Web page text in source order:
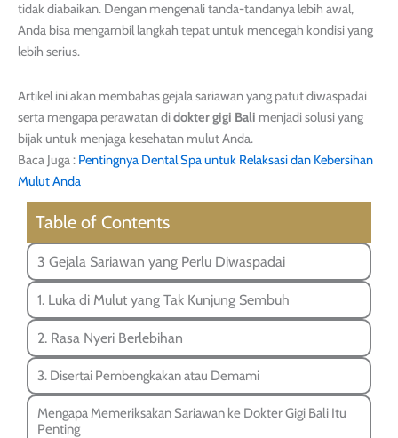
tidak diabaikan. Dengan mengenali tanda-tandanya lebih awal,
Anda bisa mengambil langkah tepat untuk mencegah kondisi yang
lebih serius.
Artikel ini akan membahas gejala sariawan yang patut diwaspadai
serta mengapa perawatan didokter gigi Bali menjadi solusi yang
bijak untuk menjaga kesehatan mulut Anda.
Baca Juga : Pentingnya Dental Spa untuk Relaksasi dan Kebersihan
Mulut Anda
Table of Contents
3 Gejala Sariawan yang Perlu Diwaspadai
1. Luka di Mulut yang Tak Kunjung Sembuh
2. Rasa Nyeri Berlebihan
3. Disertai Pembengkakan atau Demami
Mengapa Memeriksakan Sariawan ke Dokter Gigi Bali Itu
Penting